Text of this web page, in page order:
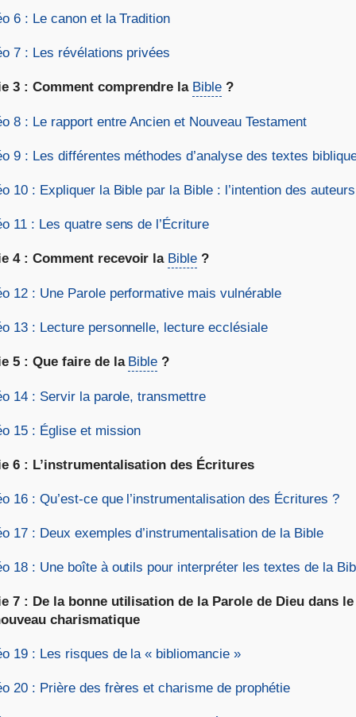
6 : Le canon et la Tradition
7 : Les révélations privées
3 : Comment comprendre la Bible ?
8 : Le rapport entre Ancien et Nouveau Testament
9 : Les différentes méthodes d’analyse des textes
10 : Expliquer la Bible par la Bible : l’intention des auteurs
11 : Les quatre sens de l’Écriture
4 : Comment recevoir la Bible ?
12 : Une Parole performative mais vulnérable
13 : Lecture personnelle, lecture ecclésiale
5 : Que faire de la Bible ?
14 : Servir la parole, transmettre
15 : Église et mission
6 : L’instrumentalisation des Écritures
16 : Qu’est-ce que l’instrumentalisation des Écritures ?
17 : Deux exemples d’instrumentalisation de la Bible
18 : Une boîte à outils pour interpréter les textes de la
7 : De la bonne utilisation de la Parole de Dieu dans le
charismatique
19 : Les risques de la « bibliomancie »
20 : Prière des frères et charisme de prophétie